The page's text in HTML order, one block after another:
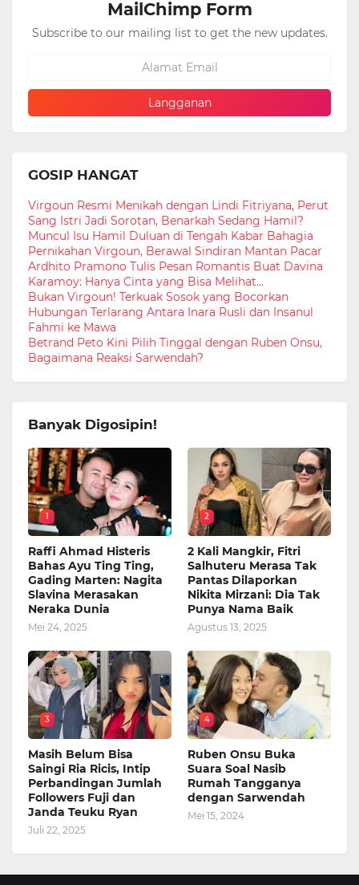
MailChimp Form
Subscribe to our mailing list to get the new updates.
GOSIP HANGAT
Virgoun Resmi Menikah dengan Lindi Fitriyana, Perut
Sang Istri Jadi Sorotan, Benarkah Sedang Hamil?
Muncul Isu Hamil Duluan di Tengah Kabar Bahagia
Pernikahan Virgoun, Berawal Sindiran Mantan Pacar
Ardhito Pramono Tulis Pesan Romantis Buat Davina
Karamoy: Hanya Cinta yang Bisa Melihat...
Bukan Virgoun! Terkuak Sosok yang Bocorkan
Hubungan Terlarang Antara Inara Rusli dan Insanul
Fahmi ke Mawa
Betrand Peto Kini Pilih Tinggal dengan Ruben Onsu,
Bagaimana Reaksi Sarwendah?
Banyak Digosipin!
1
Raffi Ahmad Histeris
Bahas Ayu Ting Ting,
Gading Marten: Nagita
Slavina Merasakan
Neraka Dunia
Mei 24, 2025
2
2 Kali Mangkir, Fitri
Salhuteru Merasa Tak
Pantas Dilaporkan
Nikita Mirzani: Dia Tak
Punya Nama Baik
Agustus 13, 2025
3
Masih Belum Bisa
Saingi Ria Ricis, Intip
Perbandingan Jumlah
Followers Fuji dan
Janda Teuku Ryan
Juli 22, 2025
4
Ruben Onsu Buka
Suara Soal Nasib
Rumah Tangganya
dengan Sarwendah
Mei 15, 2024